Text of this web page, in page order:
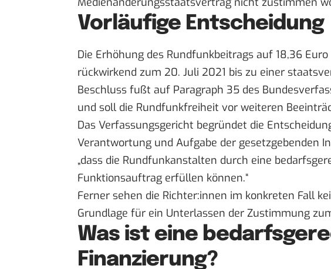
Vorläufige Entscheidung
Die Erhöhung des Rundfunkbeitrags auf 18,36
rückwirkend zum 20. Juli 2021 bis zu einer
Beschluss fußt auf Paragraph 35 des
und soll die Rundfunkfreiheit vor weiteren
Das Verfassungsgericht begründet die
Verantwortung und Aufgabe der gesetzgebenden
„dass die Rundfunkanstalten durch eine
Funktionsauftrag erfüllen können.“
Ferner sehen die Richter:innen im konkreten Fall
Grundlage für ein Unterlassen der Zustimmung
Was ist eine
Finanzierung?